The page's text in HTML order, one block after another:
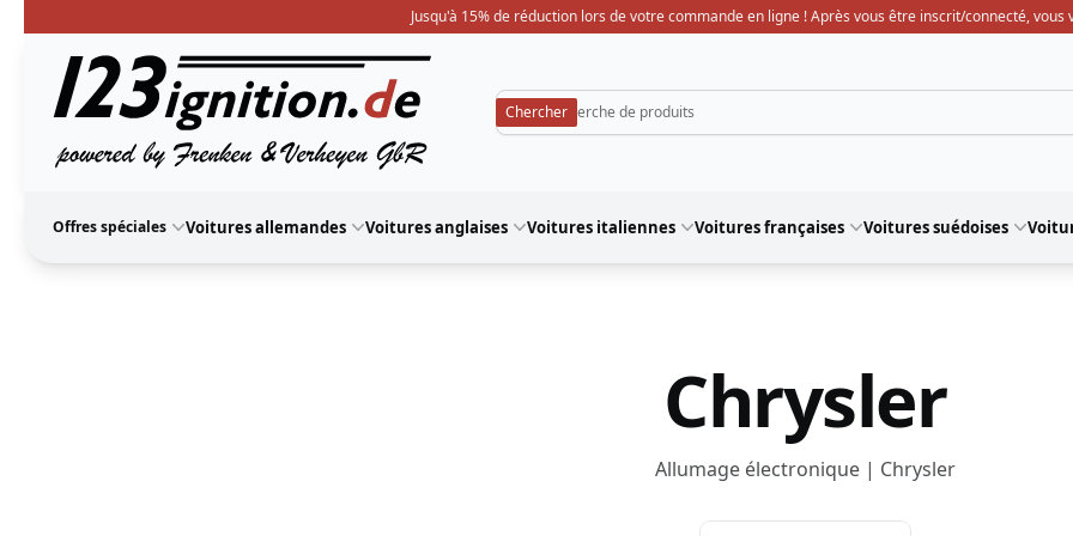
Jusqu'à 15% de réduction lors de votre commande en ligne ! Après vous être inscrit/connecté,
123ignition
Offres spéciales Voitures allemandes Voitures anglaises Voitures italiennes Voitures françaises Voitures suédoises
Chrysler
Allumage électronique | Chrysler